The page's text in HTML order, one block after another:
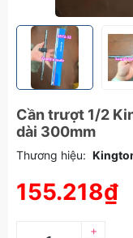
Cần trượt 1/2
dài 300mm
Thương hiệu:
155.218₫
+